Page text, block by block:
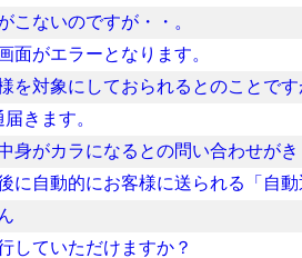
こないのですが・・。
面がエラーとなります。
を対象にしておられるとのことで
きます。
身がカラになるとの問い合わせが
に自動的にお客様に送られる「自
していただけますか？